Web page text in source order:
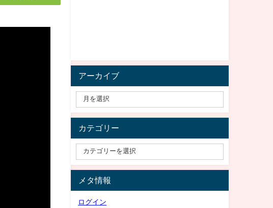
アーカイブ
カテゴリー
メタ情報
ログイン